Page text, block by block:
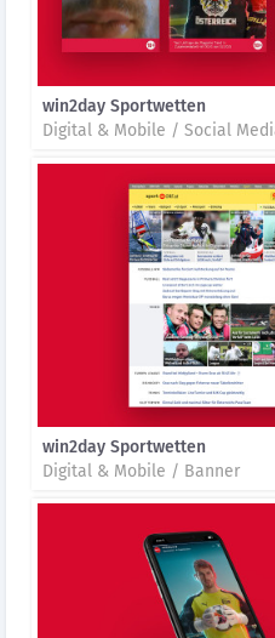
win2day Sportwetten
Digital & Mobile / Social
win2day Sportwetten
Digital & Mobile / Banner